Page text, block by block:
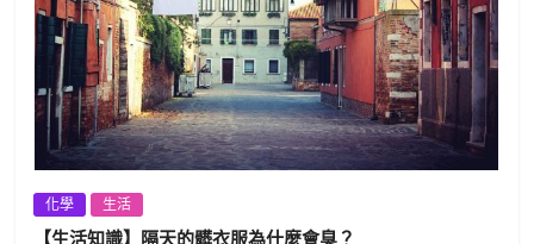
化學 生活
【生活知識】隔天的髒衣服為什麼會臭？